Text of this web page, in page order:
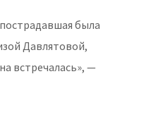
была
Давлятовой,
встречалась», —